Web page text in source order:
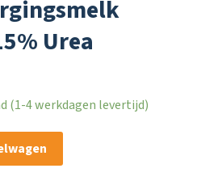
Urea
(1-4 werkdagen levertijd)